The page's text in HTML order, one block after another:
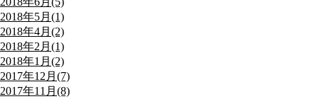
2018年5月(1)
2018年4月(2)
2018年2月(1)
2018年1月(2)
2017年12月(7)
2017年11月(8)